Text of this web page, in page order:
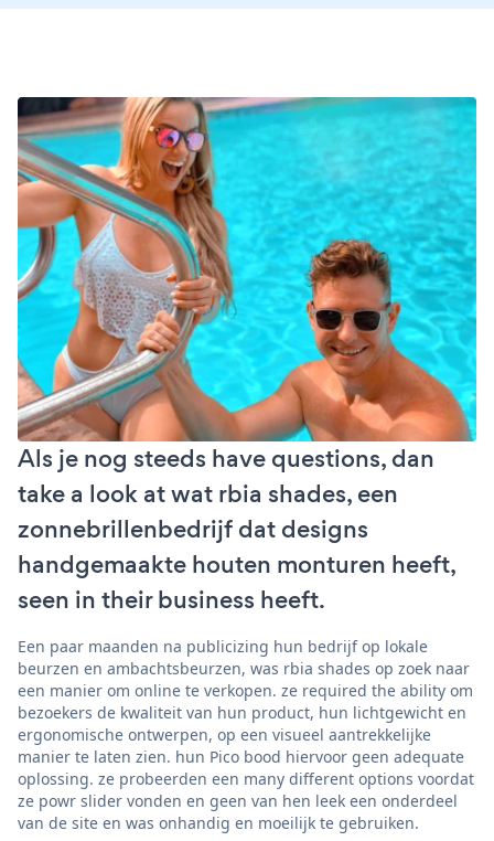
Als je nog steeds have questions, dan
take a look at wat rbia shades, een
zonnebrillenbedrijf dat designs
handgemaakte houten monturen heeft,
seen in their business heeft.
Een paar maanden na publicizing hun bedrijf op lokale
beurzen en ambachtsbeurzen, was rbia shades op zoek naar
een manier om online te verkopen. ze required the ability om
bezoekers de kwaliteit van hun product, hun lichtgewicht en
ergonomische ontwerpen, op een visueel aantrekkelijke
manier te laten zien. hun Pico bood hiervoor geen adequate
oplossing. ze probeerden een many different options voordat
ze powr slider vonden en geen van hen leek een onderdeel
van de site en was onhandig en moeilijk te gebruiken.